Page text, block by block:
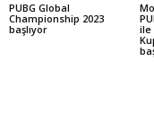
PUBG Global
Championship 2023
başlıyor
ile